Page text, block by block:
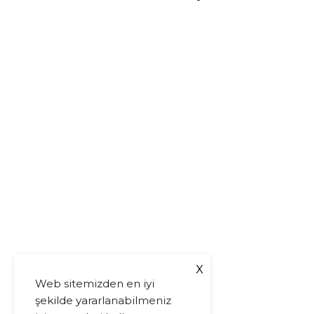
Web sitemizden en iyi
şekilde yararlanabilmeniz
X